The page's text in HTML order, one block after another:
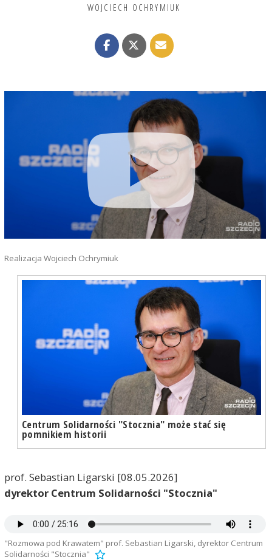
WOJCIECH OCHRYMIUK
Realizacja Wojciech Ochrymiuk
Centrum Solidarności "Stocznia" może stać się
pomnikiem historii
prof. Sebastian Ligarski [08.05.2026]
dyrektor Centrum Solidarności "Stocznia"
"Rozmowa pod Krawatem" prof. Sebastian Ligarski, dyrektor Centrum
Solidarności "Stocznia"